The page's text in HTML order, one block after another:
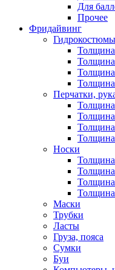
Для
Прочее
Фридайвинг
Гидрокостюмы
Перчатки,
Носки
Маски
Трубки
Ласты
Груза, пояса
Сумки
Буи